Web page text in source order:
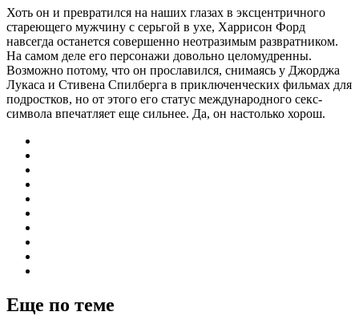
Хоть он и превратился на наших глазах в эксцентричного
стареющего мужчину с серьгой в ухе, Харрисон Форд
навсегда останется совершенно неотразимым развратником.
На самом деле его персонажи довольно целомудренны.
Возможно потому, что он прославился, снимаясь у Джорджа
Лукаса и Стивена Спилберга в приключенческих фильмах для
подростков, но от этого его статус международного секс-
символа впечатляет еще сильнее. Да, он настолько хорош.
Еще по теме